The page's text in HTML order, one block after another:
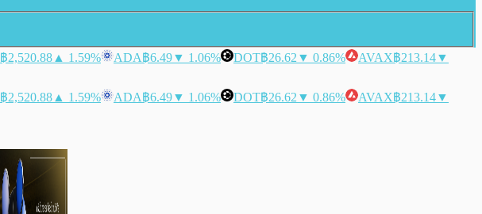
฿2,520.88 ▲ 1.59% ADA฿6.49▼ 1.06% DOT฿26.62 ▼ 0.86% AVAX฿213.14▼
฿2,520.88 ▲ 1.59% ADA฿6.49▼ 1.06% DOT฿26.62 ▼ 0.86% AVAX฿213.14▼